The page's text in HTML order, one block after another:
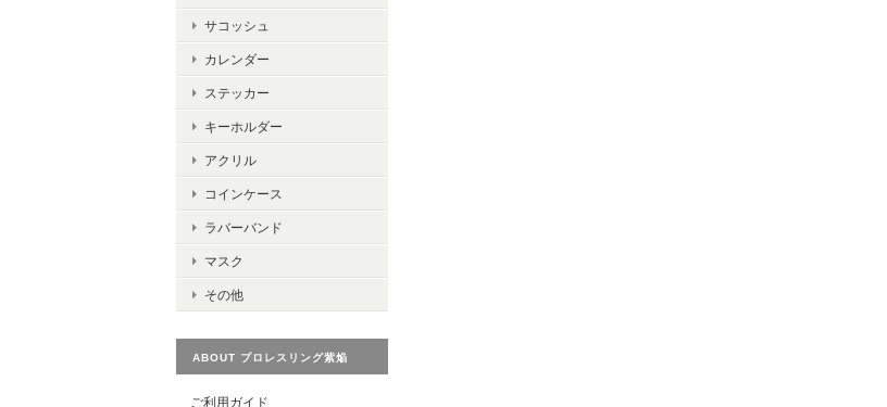
サコッシュ
カレンダー
ステッカー
キーホルダー
アクリル
コインケース
ラバーバンド
マスク
その他
ABOUT プロレスリング紫焔
ご利用ガイド